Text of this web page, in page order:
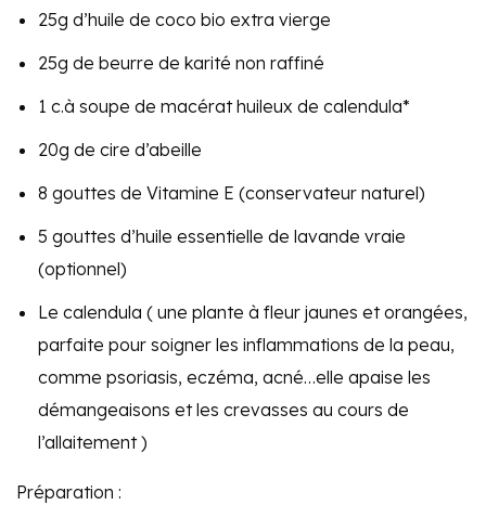
25g d’huile de coco bio extra vierge
25g de beurre de karité non raffiné
1 c.à soupe de macérat huileux de calendula*
20g de cire d’abeille
8 gouttes de Vitamine E (conservateur naturel)
5 gouttes d’huile essentielle de lavande vraie
(optionnel)
Le calendula ( une plante à fleur jaunes et orangées,
parfaite pour soigner les inflammations de la peau,
comme psoriasis, eczéma, acné…elle apaise les
démangeaisons et les crevasses au cours de
l’allaitement )
Préparation :